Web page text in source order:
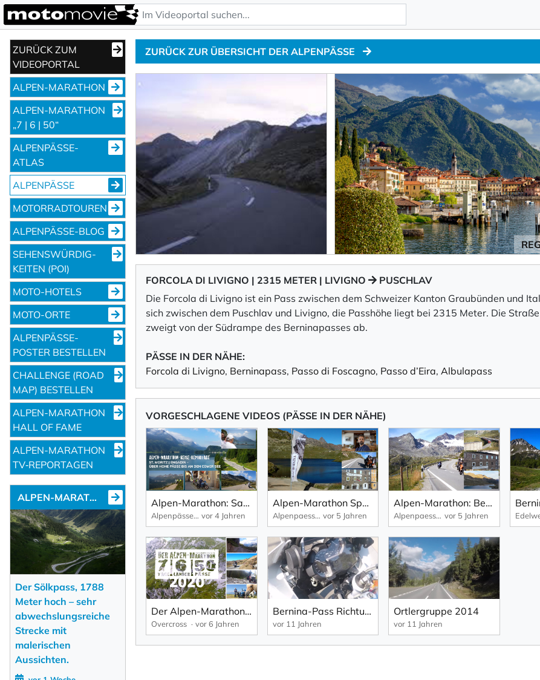
ZURÜCK ZUM
VIDEOPORTAL
ALPEN-MARATHON
ALPEN-MARATHON
„7 | 6 | 50“
ALPENPÄSSE-
ATLAS
ALPENPÄSSE
MOTORRADTOUREN
ALPENPÄSSE-BLOG
SEHENS­WÜRDIG­
KEITEN (POI)
MOTO-HOTELS
MOTO-ORTE
ALPENPÄSSE-
POSTER BESTELLEN
CHALLENGE (ROAD
MAP) BESTELLEN
ALPEN-MARATHON
HALL OF FAME
ALPEN-MARATHON
TV‑REPORTAGEN
ALPEN-MARATHON NEWS
Der Sölkpass, 1788
Meter hoch – sehr
abwechslungsreiche
Strecke mit
malerischen
Aussichten.
ZURÜCK ZUR ÜBERSICHT DER ALPENPÄSSE
FORCOLA DI LIVIGNO | 2315 METER | LIVIGNO
PUSCHLAV
Die Forcola di Livigno ist ein Pass zwischen dem Schweizer Kanton Graubünden und
sich zwischen dem Puschlav und Livigno, die Passhöhe liegt bei 2315 Meter. Die
zweigt von der Südrampe des Berninapasses ab.
PÄSSE IN DER NÄHE:
Forcola di Livigno, Berninapass, Passo di Foscagno, Passo d’Eira, Albulapass
VORGESCHLAGENE VIDEOS (PÄSSE IN DER NÄHE)
Alpen-Marathon: Sankt Moritz und das Engadin – eine Motorradreise von den höchsten Pässen bis an den Comer See.
Alpenpässe-Motorrad-Touren: Alpen-Marathon, die TV-Reportagen vor 4 Jahren
Alpen-Marathon Spezial: Bernina-Pass, Schweiz – das Ospizio Bernina...
Alpenpaesse-Videos | Alpen-Marathon vor 5 Jahren
Alpen-Marathon: Bernina-Pass, Schweiz – Fakten, Infos, Impressionen (2019|2020)
Alpenpaesse-Videos | Alpen-Marathon vor 5 Jahren
Der Alpen-Marathon 2020 – 7 Tage, 6 Länder, 50 Pässe... mit Overcross und motomovie.de
Overcross vor 6 Jahren
Bernina-Pass Richtung Livigno
vor 11 Jahren
Ortlergruppe 2014
vor 11 Jahren